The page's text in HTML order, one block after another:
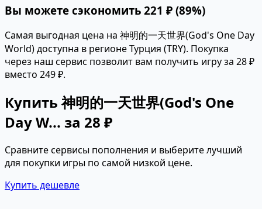
Вы можете сэкономить 221 ₽ (89%)
Самая выгодная цена на 神明的一天世界(God's One Day
World) доступна в регионе Турция (TRY). Покупка
через наш сервис позволит вам получить игру за 28 ₽
вместо 249 ₽.
Купить 神明的一天世界(God's One
Day W... за 28 ₽
Сравните сервисы пополнения и выберите лучший
для покупки игры по самой низкой цене.
Купить дешевле